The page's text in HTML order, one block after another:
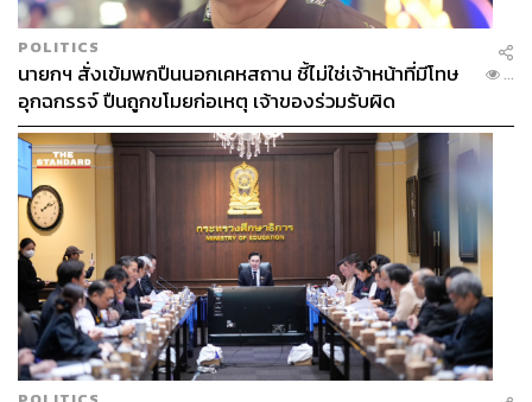
POLITICS
นายกฯ สั่งเข้มพกปืนนอกเคหสถาน ชี้ไม่ใช่เจ้าหน้าที่มีโทษ
อุกฉกรรจ์ ปืนถูกขโมยก่อเหตุ เจ้าของร่วมรับผิด
...